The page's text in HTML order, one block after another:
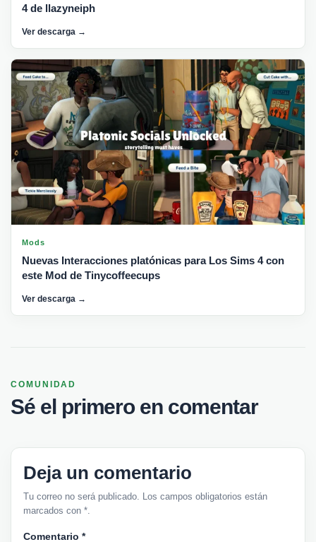
4 de llazyneiph
Ver descarga →
Mods
Nuevas Interacciones platónicas para Los Sims 4 con
este Mod de Tinycoffeecups
Ver descarga →
COMUNIDAD
Sé el primero en comentar
Deja un comentario
Tu correo no será publicado. Los campos obligatorios están
marcados con *.
Comentario *